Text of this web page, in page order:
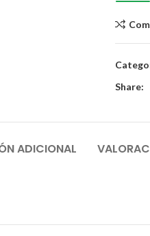
Share:
ADICIONAL